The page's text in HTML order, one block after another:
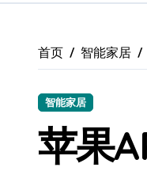
荣
华
荣
首页 智能家居
智能家居
苹果